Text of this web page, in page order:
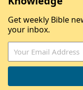
Get weekly Bible
your inbox.